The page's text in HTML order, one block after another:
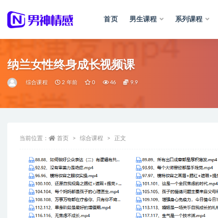
首页 男生课程 系列课程
纳兰女性终身成长视频课
综合课程 2 年前 0 46 9.9
当前位置： 首页 综合课程 正文